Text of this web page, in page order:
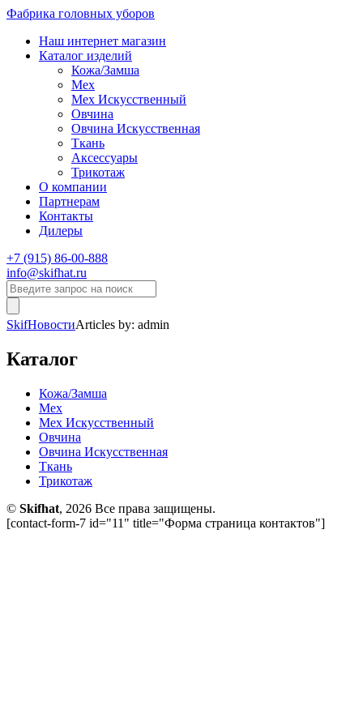
Фабрика головных уборов
Наш интернет магазин
Каталог изделий
Кожа/Замша
Мех
Мех Искусственный
Овчина
Овчина Искусственная
Ткань
Аксессуары
Трикотаж
О компании
Партнерам
Контакты
Дилеры
+7 (915) 86-00-888
info@skifhat.ru
SkifНовостиArticles by: admin
Каталог
Кожа/Замша
Мех
Мех Искусственный
Овчина
Овчина Искусственная
Ткань
Трикотаж
© Skifhat, 2026 Все права защищены.
[contact-form-7 id="11" title="Форма страница контактов"]